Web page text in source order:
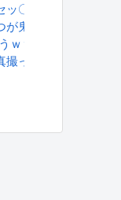
ッ〇スが解であるｗ
鬼滅の刃になれな
ｗｗｗｗ
ってたと思う」